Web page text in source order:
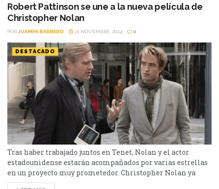
Robert Pattinson se une a la nueva película de
Christopher Nolan
POR JUAMPA BARBERO 21 NOVIEMBRE, 2024 0
DESTACADO
Tras haber trabajado juntos en Tenet, Nolan y el actor
estadounidense estarán acompañados por varias estrellas
en un proyecto muy prometedor. Christopher Nolan ya
tiene en marcha su próximo gran proyecto